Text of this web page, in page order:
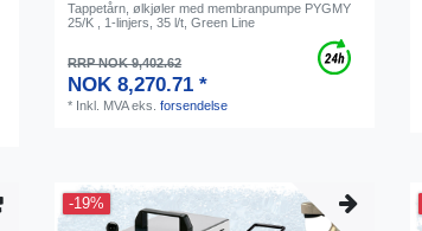
Tappetårn, ølkjøler med membranpumpe PYGMY
25/K , 1-linjers, 35 l/t, Green Line
RRP NOK 9,402.62
NOK 8,270.71 *
* Inkl. MVAeks.forsendelse
-19%